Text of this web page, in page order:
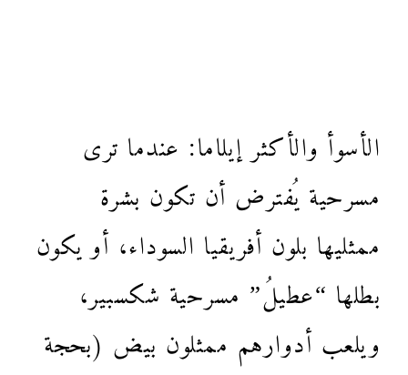
الأسوأ والأكثر إيلاما: عندما ترى
مسرحية يُفترض أن تكون بشرة
ممثليها بلون أفريقيا السوداء، أو يكون
بطلها “عطيلُ” مسرحية شكسبير،
ويلعب أدوارهم ممثلون بيض (بحجة